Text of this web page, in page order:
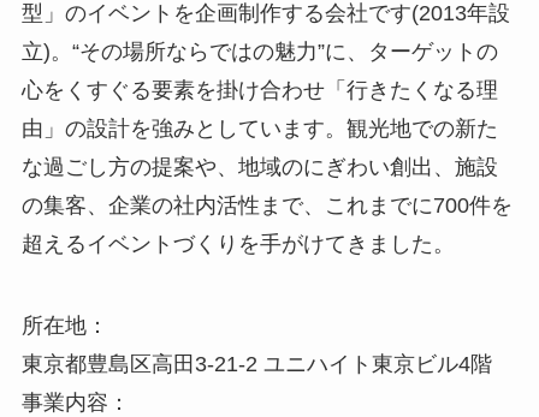
型」のイベントを企画制作する会社です(2013年設
⽴)。“その場所ならではの魅⼒”に、ターゲットの
⼼をくすぐる要素を掛け合わせ「⾏きたくなる理
由」の設計を強みとしています。観光地での新た
な過ごし⽅の提案や、地域のにぎわい創出、施設
の集客、企業の社内活性まで、これまでに700件を
超えるイベントづくりを⼿がけてきました。
所在地：
東京都豊島区⾼⽥3-21-2 ユニハイト東京ビル4階
事業内容：